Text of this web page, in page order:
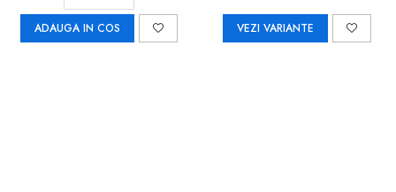
ADAUGA IN COS VEZI VARIANTE